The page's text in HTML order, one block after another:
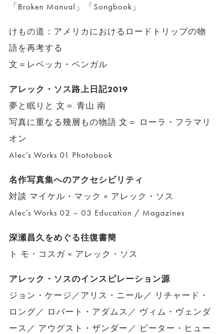
「Broken Manual」「Songbook」
けもの道：アメリカにおけるロードトリップの物
語を再考する
文＝レベッカ・ベンガル
アレック・ソス路上日記2019
夢と眠りと 文＝ 青山 南
写真に重なる幾層もの物語 文＝ ローラ・フラマリ
オン
Alec’s Works 01 Photobook
名作写真集へのアクセシビリティ
対談 マイケル・マック × アレック・ソス
Alec’s Works 02 – 03 Education / Magazines
深瀬昌久をめぐる往復書簡
ト モ・コスガ × アレック・ソス
アレック・ソスのインスピレーション源
ジョン・ケージ／アリス・ニール／ リチャード・
ロング／ ロバート・アダムス／ ヴィム・ヴェンダ
ース／ アウグスト・ザンダー／ ピーター・ヒュー